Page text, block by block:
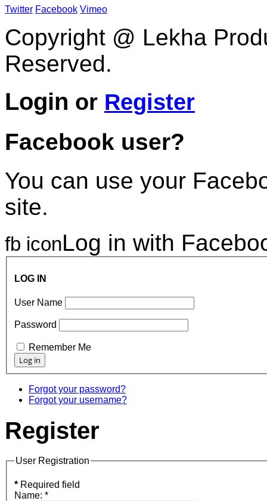
Twitter Facebook Vimeo
Copyright @ Lekha
Reserved.
Login or Register
Facebook user?
You can use your
site.
fb iconLog in with
LOG IN
User Name
Password
Remember Me
Forgot your password?
Forgot your username?
Register
User Registration
* Required field
Name: *